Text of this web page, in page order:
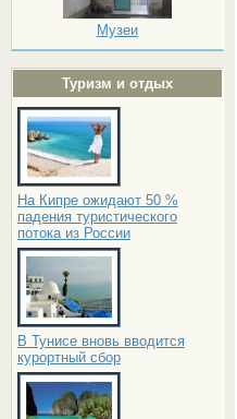
Музеи
Туризм и отдых
На Кипре ожидают 50 %
падения туристического
потока из России
В Тунисе вновь вводится
курортный сбор